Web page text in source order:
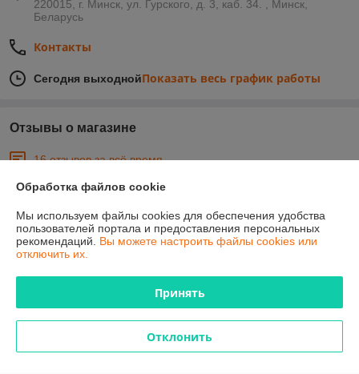
220015, г. Минск, ул. Гурского, д. 3, каб. 34. , Минск,
Беларусь
Контакты
Сегодня выходнойПоказать весь график работы
Отзывы о магазине
16 отзывов за всё время
Покупатель
Отлично
Прекрасное обслуживание. Наша благодарность продавцу за
Сделка подтверждена через корзину
Обработка файлов cookie
Мы используем файлы cookies для обеспечения удобства
пользователей портала и предоставления персональных
рекомендаций. Вы можете настроить файлы cookies или
отключить их.
Принять
Отклонить